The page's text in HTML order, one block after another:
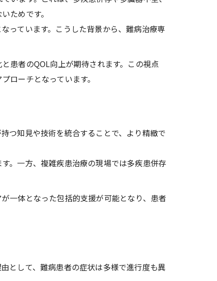
ためです。
っています。こうした背景から、難病治療専
患者のQOL向上が期待されます。この視点
ローチとなっています。
つ知見や技術を統合することで、より精緻で
。一方、複雑疾患治療の現場では多疾患併存
一体となった包括的支援が可能となり、患者
として、難病患者の症状は多様で進行度も異